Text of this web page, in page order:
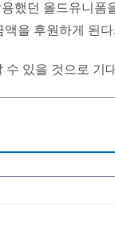
했던 올드유니폼
을 후원하게 된다.
수 있을 것으로 기